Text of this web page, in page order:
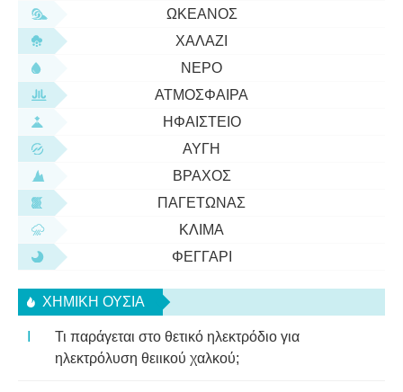
ΩΚΕΑΝΌΣ
ΧΑΛΆΖΙ
ΝΕΡΌ
ΑΤΜΌΣΦΑΙΡΑ
ΗΦΑΊΣΤΕΙΟ
ΑΥΓΉ
ΒΡΆΧΟΣ
ΠΑΓΕΤΏΝΑΣ
ΚΛΊΜΑ
ΦΕΓΓΆΡΙ
ΧΗΜΙΚΉ ΟΥΣΊΑ
Τι παράγεται στο θετικό ηλεκτρόδιο για
ηλεκτρόλυση θειικού χαλκού;